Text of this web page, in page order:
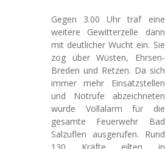
Gegen 3.00 Uhr traf eine
weitere Gewitterzelle dann
mit deutlicher Wucht ein. Sie
zog über Wüsten, Ehrsen-
Breden und Retzen. Da sich
immer mehr Einsatzstellen
und Notrufe abzeichneten
wurde Vollalarm für die
gesamte Feuerwehr Bad
Salzuflen ausgerufen. Rund
130 Kräfte eilten in